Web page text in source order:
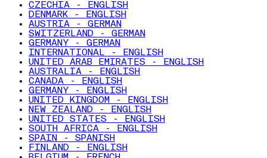
CZECHIA - ENGLISH
DENMARK - ENGLISH
AUSTRIA - GERMAN
SWITZERLAND - GERMAN
GERMANY - GERMAN
INTERNATIONAL - ENGLISH
UNITED ARAB EMIRATES - ENGLISH
AUSTRALIA - ENGLISH
CANADA - ENGLISH
GERMANY - ENGLISH
UNITED KINGDOM - ENGLISH
NEW ZEALAND - ENGLISH
UNITED STATES - ENGLISH
SOUTH AFRICA - ENGLISH
SPAIN - SPANISH
FINLAND - ENGLISH